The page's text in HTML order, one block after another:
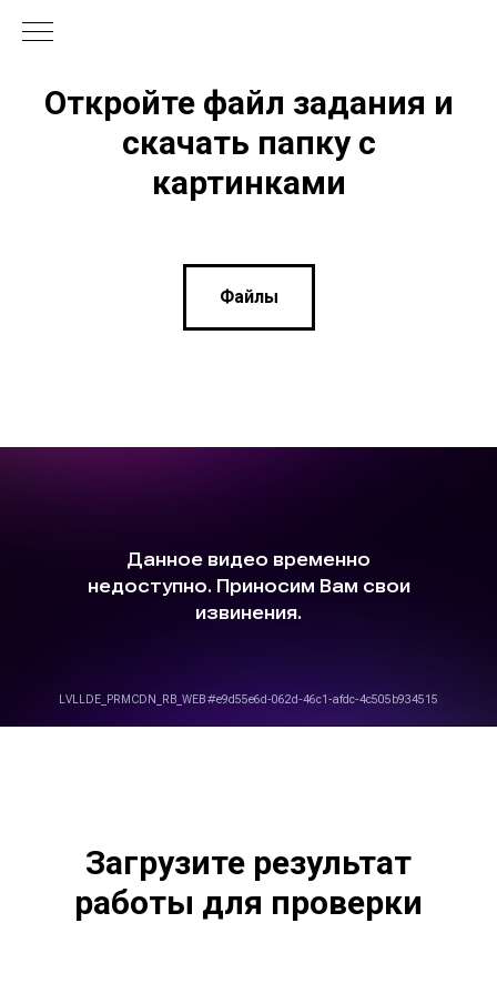
Откройте файл задания и
скачать папку с
картинками
Файлы
Загрузите результат
работы для проверки